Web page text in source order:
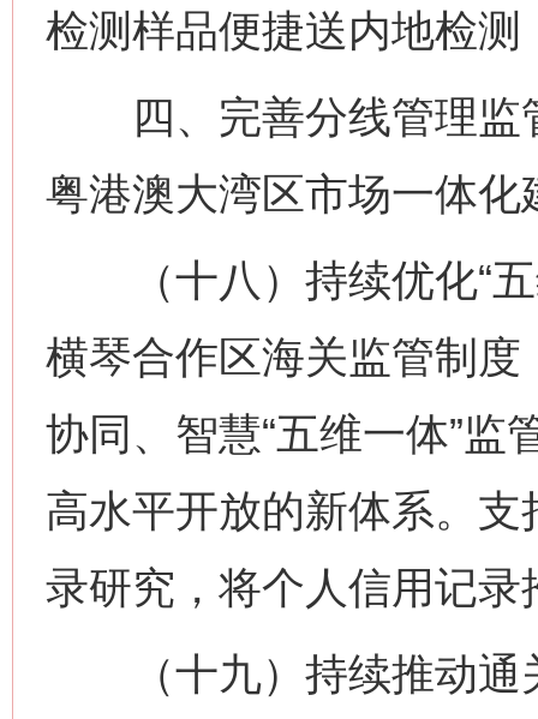
检测样品便捷送内地检
四、完善分线管理监
粤港澳大湾区市场一体化
（十八）持续优化“五
横琴合作区海关监管制
协同、智慧“五维一体”监
高水平开放的新体系。
录研究，将个人信用记
（十九）持续推动通